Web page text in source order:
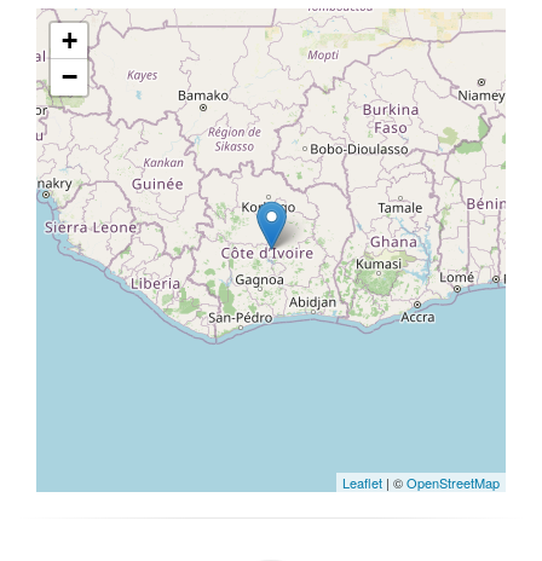
+
−
Leaflet | ©OpenStreetMap